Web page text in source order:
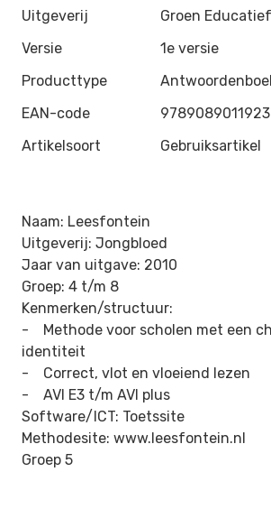
Uitgeverij
Groen Educatief
Versie
1e versie
Producttype
EAN-code
9789089011923
Artikelsoort
Gebruiksartikel
Naam: Leesfontein
Uitgeverij: Jongbloed
Jaar van uitgave: 2010
Groep: 4 t/m 8
Kenmerken/structuur:
- Methode voor scholen met een
identiteit
- Correct, vlot en vloeiend lezen
- AVI E3 t/m AVI plus
Software/ICT: Toetssite
Methodesite: www.leesfontein.nl
Groep 5